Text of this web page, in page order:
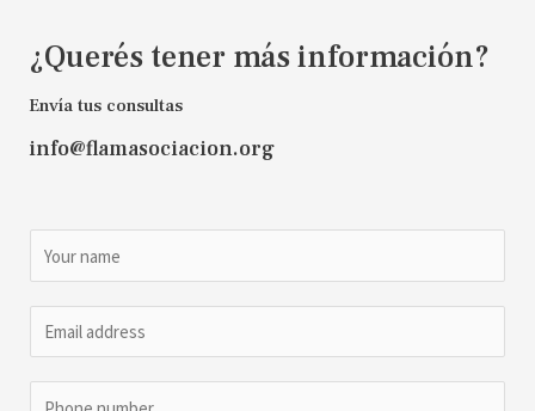
¿Querés tener más información?
Envía tus consultas
info@flamasociacion.org
a
m
m
a